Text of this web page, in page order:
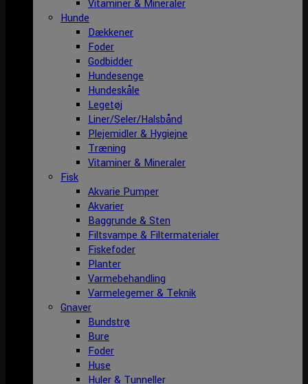
Vitaminer & Mineraler
Hunde
Dækkener
Foder
Godbidder
Hundesenge
Hundeskåle
Legetøj
Liner/Seler/Halsbånd
Plejemidler & Hygiejne
Træning
Vitaminer & Mineraler
Fisk
Akvarie Pumper
Akvarier
Baggrunde & Sten
Filtsvampe & Filtermaterialer
Fiskefoder
Planter
Varmebehandling
Varmelegemer & Teknik
Gnaver
Bundstrø
Bure
Foder
Huse
Huler & Tunneller